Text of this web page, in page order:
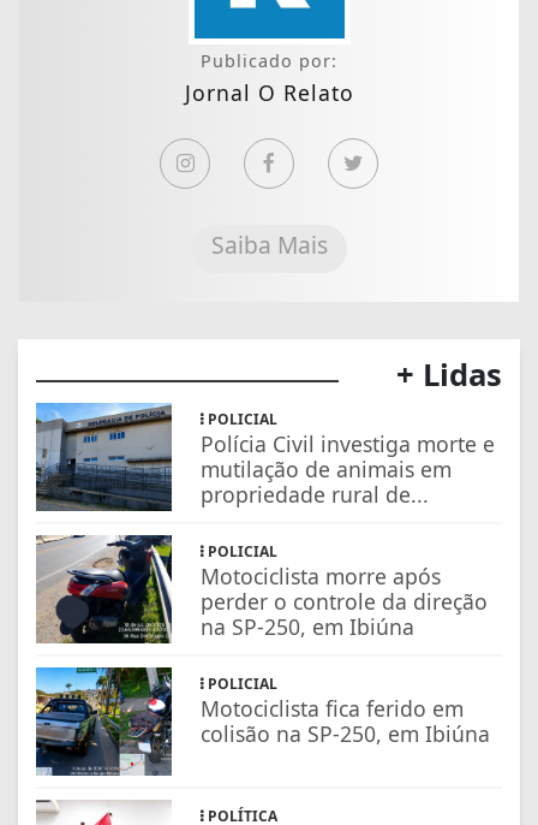
Publicado por:
Jornal O Relato
Saiba Mais
+ Lidas
POLICIAL
Polícia Civil investiga morte e
mutilação de animais em
propriedade rural de...
POLICIAL
Motociclista morre após
perder o controle da direção
na SP-250, em Ibiúna
POLICIAL
Motociclista fica ferido em
colisão na SP-250, em Ibiúna
POLÍTICA